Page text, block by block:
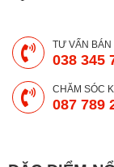
TƯ VẤN BÁN
038 345
CHĂM SÓC
087 789